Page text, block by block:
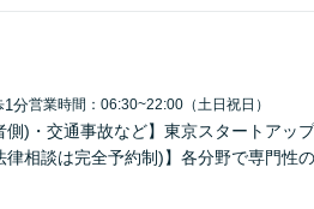
1分営業時間：06:30~22:00（土日祝日）
側)・交通事故など】東京スタートアッ
相談は完全予約制)】各分野で専門性